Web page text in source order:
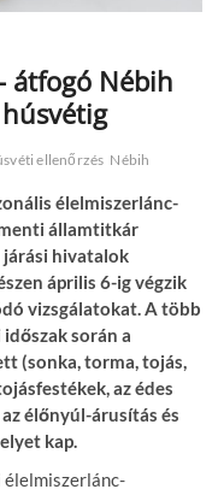
átfogó Nébih
ellenőrzés Nébih
élelmiszerlánc-
államtitkár
járási hivatalok
április 6-ig végzik
vizsgálatokat. A több
során a
(sonka, torma, tojás,
az édes
élőnyúl-árusítás és
kap.